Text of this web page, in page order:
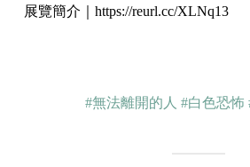
展覽簡介｜https://reurl.cc/XLNq13
#無法離開的人 #白色恐怖